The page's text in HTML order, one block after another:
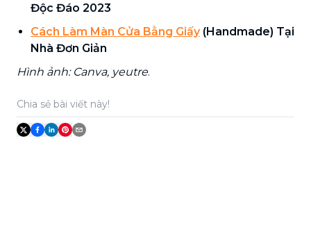
Độc Đáo 2023
Cách Làm Màn Cửa Bằng Giấy(Handmade) Tại
Nhà Đơn Giản
Hình ảnh: Canva, yeutre.
Chia sẻ bài viết này!